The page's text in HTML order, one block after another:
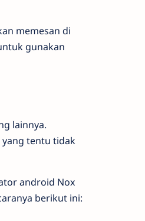
memesan di
gunakan
lainnya.
yang tentu tidak
android Nox
berikut ini: